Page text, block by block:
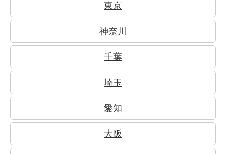
東京
神奈川
千葉
埼玉
愛知
大阪